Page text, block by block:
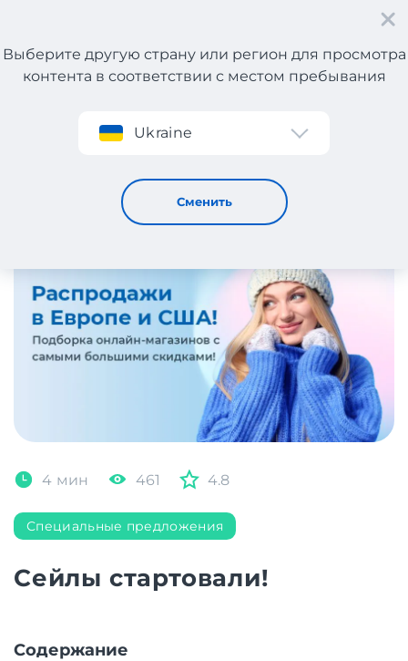
Регистрация
Выберите другую страну или регион для просмотра
контента в соответствии с местом пребывания
Ukraine
Сменить
Сейлы стартовали!
4 мин 461 4.8
Специальные предложения
Сейлы стартовали!
Содержание